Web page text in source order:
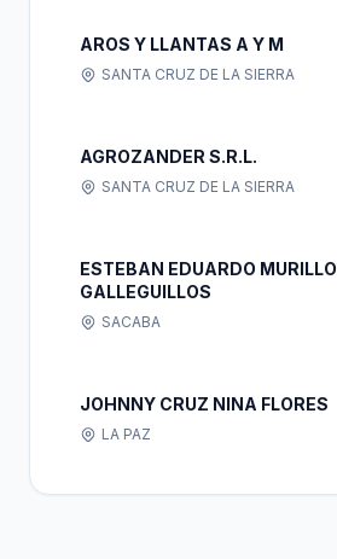
AROS Y LLANTAS A Y M
SANTA CRUZ DE LA SIERRA
AGROZANDER S.R.L.
SANTA CRUZ DE LA SIERRA
ESTEBAN EDUARDO MURILLO
GALLEGUILLOS
SACABA
JOHNNY CRUZ NINA FLORES
LA PAZ